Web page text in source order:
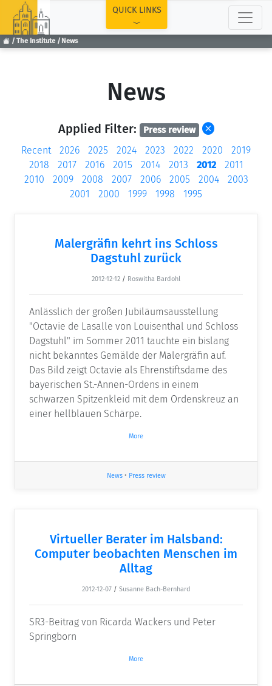
The Institute News
QUICK LINKS
News
Applied Filter: Press review
Recent 2026 2025 2024 2023 2022 2020
2019
2018
2017 2016 2015 2014 2013 2012
2011
2010
2009 2008 2007 2006 2005 2004
2003
2001
2000 1999 1998 1995
Malergräfin kehrt ins Schloss
Dagstuhl zurück
2012-12-12 / Roswitha Bardohl
Anlässlich der großen Jubiläumsausstellung
"Octavie de Lasalle von Louisenthal und Schloss
Dagstuhl" im Sommer 2011 tauchte ein bislang
nicht bekanntes Gemälde der Malergräfin auf.
Das Bild zeigt Octavie als Ehrenstiftsdame des
bayerischen St.-Annen-Ordens in einem
schwarzen Spitzenkleid mit dem Ordenskreuz an
einer hellblauen Schärpe.
More
News• Press review
Virtueller Berater im Halsband:
Computer beobachten Menschen im
Alltag
2012-12-07 / Susanne Bach-Bernhard
SR3-Beitrag von Ricarda Wackers und Peter
Springborn
More